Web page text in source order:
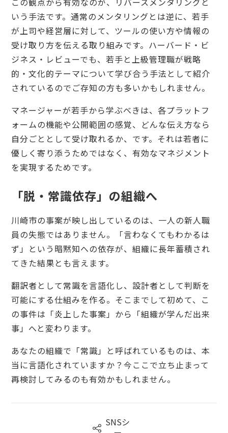
いう手法です。通常のメンタリングとは逆に、若手
が上司や経営層に対して、ツールの使い方や情報の
受け取り方を伝える取り組みです。ハーバード・ビ
ジネス・レビューでも、若手と上級管理職が戦略
的・文化的テーマについて学び合う手法として紹介
されているのでご存知の方も多いかもしれません。
マネージャーが若手から学ぶべきは、各プラットフ
ォームの機能や公開範囲の感覚、どんな伝え方なら
自分ごととして受け取れるか、です。それは若者に
優しく寄り添うためではなく、有効なマネジメント
を実現するためです。
「脱・常識依存」の組織へ
川崎市の事案が映し出しているのは、一人の新人職
員の失態ではありません。「言わなくてもわかるは
ず」という暗黙知への依存が、組織に長年蓄積され
てきた結果とも言えます。
翻訳者として常識を言語化し、設計者として判断を
可能にする仕組みを作る。そこまでして初めて、こ
の事件は「炎上した事案」から「組織が学んだ出来
事」へと変わります。
あなたの組織で「常識」と呼ばれているものは、本
当に言語化されていますか？今ここで立ち止まって
再検討してみるのも有効かもしれません。

SNSシ